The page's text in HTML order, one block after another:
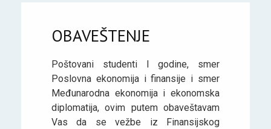
OBAVEŠTENJE
Poštovani studenti I godine, smer
Poslovna ekonomija i finansije i smer
Međunarodna ekonomija i ekonomska
diplomatija, ovim putem obaveštavam
Vas da se vežbe iz Finansijskog